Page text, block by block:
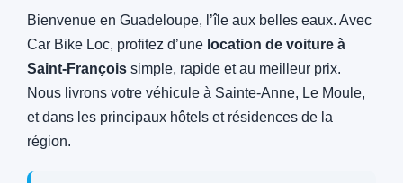
Bienvenue en Guadeloupe, l’île aux belles eaux. Avec
Car Bike Loc, profitez d’une location de voiture à
Saint‑François simple, rapide et au meilleur prix.
Nous livrons votre véhicule à Sainte‑Anne, Le Moule,
et dans les principaux hôtels et résidences de la
région.